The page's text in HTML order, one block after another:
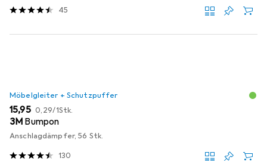
45
Möbelgleiter + Schutzpuffer
EUR
15,95 EUR
0,29/1Stk.
3M Bumpon
Anschlagdämpfer, 56 Stk.
130